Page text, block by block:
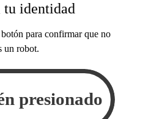
identidad
para confirmar que no
un robot.